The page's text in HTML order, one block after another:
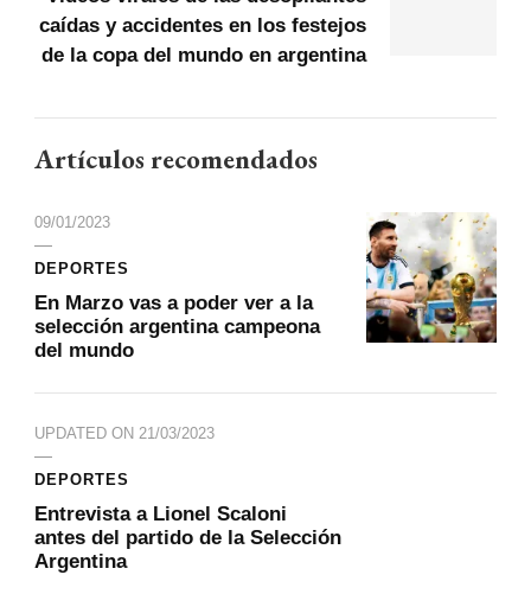
caídas y accidentes en los festejos
de la copa del mundo en argentina
Artículos recomendados
09/01/2023
DEPORTES
En Marzo vas a poder ver a la
selección argentina campeona
del mundo
UPDATED ON 21/03/2023
DEPORTES
Entrevista a Lionel Scaloni
antes del partido de la Selección
Argentina